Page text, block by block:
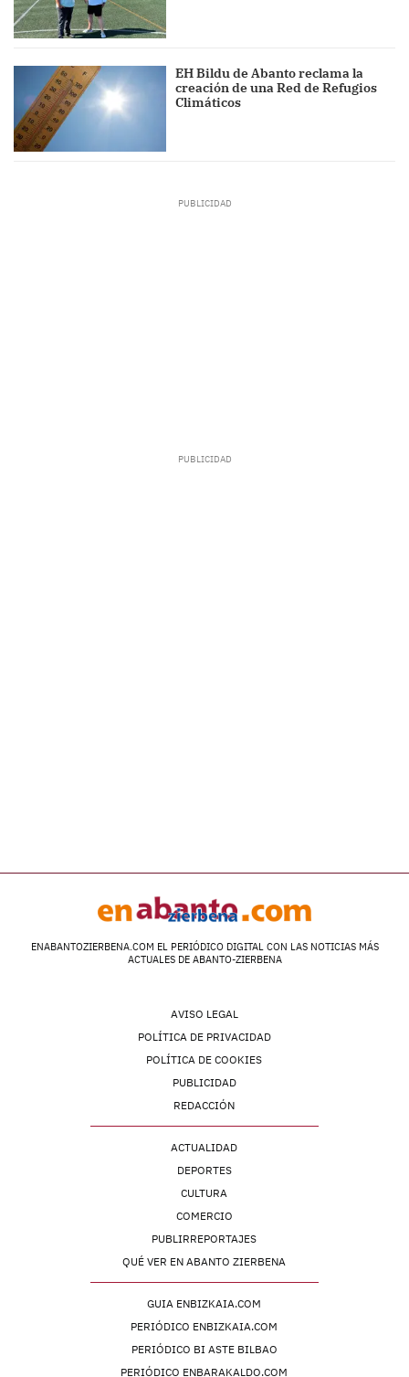
EH Bildu de Abanto reclama la
creación de una Red de Refugios
Climáticos
ENABANTOZIERBENA.COM EL PERIÓDICO DIGITAL CON LAS NOTICIAS MÁS
ACTUALES DE ABANTO-ZIERBENA
AVISO LEGAL
POLÍTICA DE PRIVACIDAD
POLÍTICA DE COOKIES
PUBLICIDAD
REDACCIÓN
ACTUALIDAD
DEPORTES
CULTURA
COMERCIO
PUBLIRREPORTAJES
QUÉ VER EN ABANTO ZIERBENA
GUIA ENBIZKAIA.COM
PERIÓDICO ENBIZKAIA.COM
PERIÓDICO BI ASTE BILBAO
PERIÓDICO ENBARAKALDO.COM